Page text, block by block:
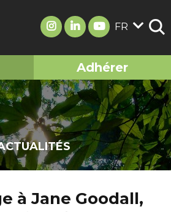
FR
Adhérer
à Jane Goodall,